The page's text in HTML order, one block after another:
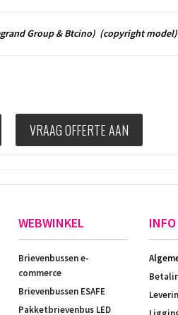
Group & Btcino) (copyright model)
VRAAG OFFERTE AAN
WEBWINKEL
Brievenbussen e-
commerce
Brievenbussen ESAFE
Pakketbrievenbus LED
INFO